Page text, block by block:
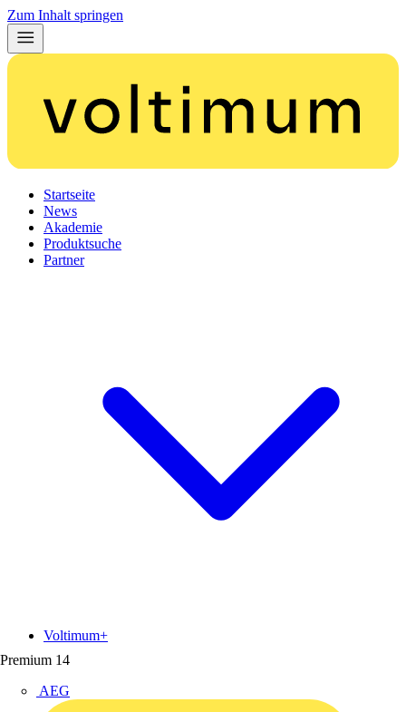
Zum Inhalt springen
Startseite
News
Akademie
Produktsuche
Partner
Premium 14
AEG
Voltimum+